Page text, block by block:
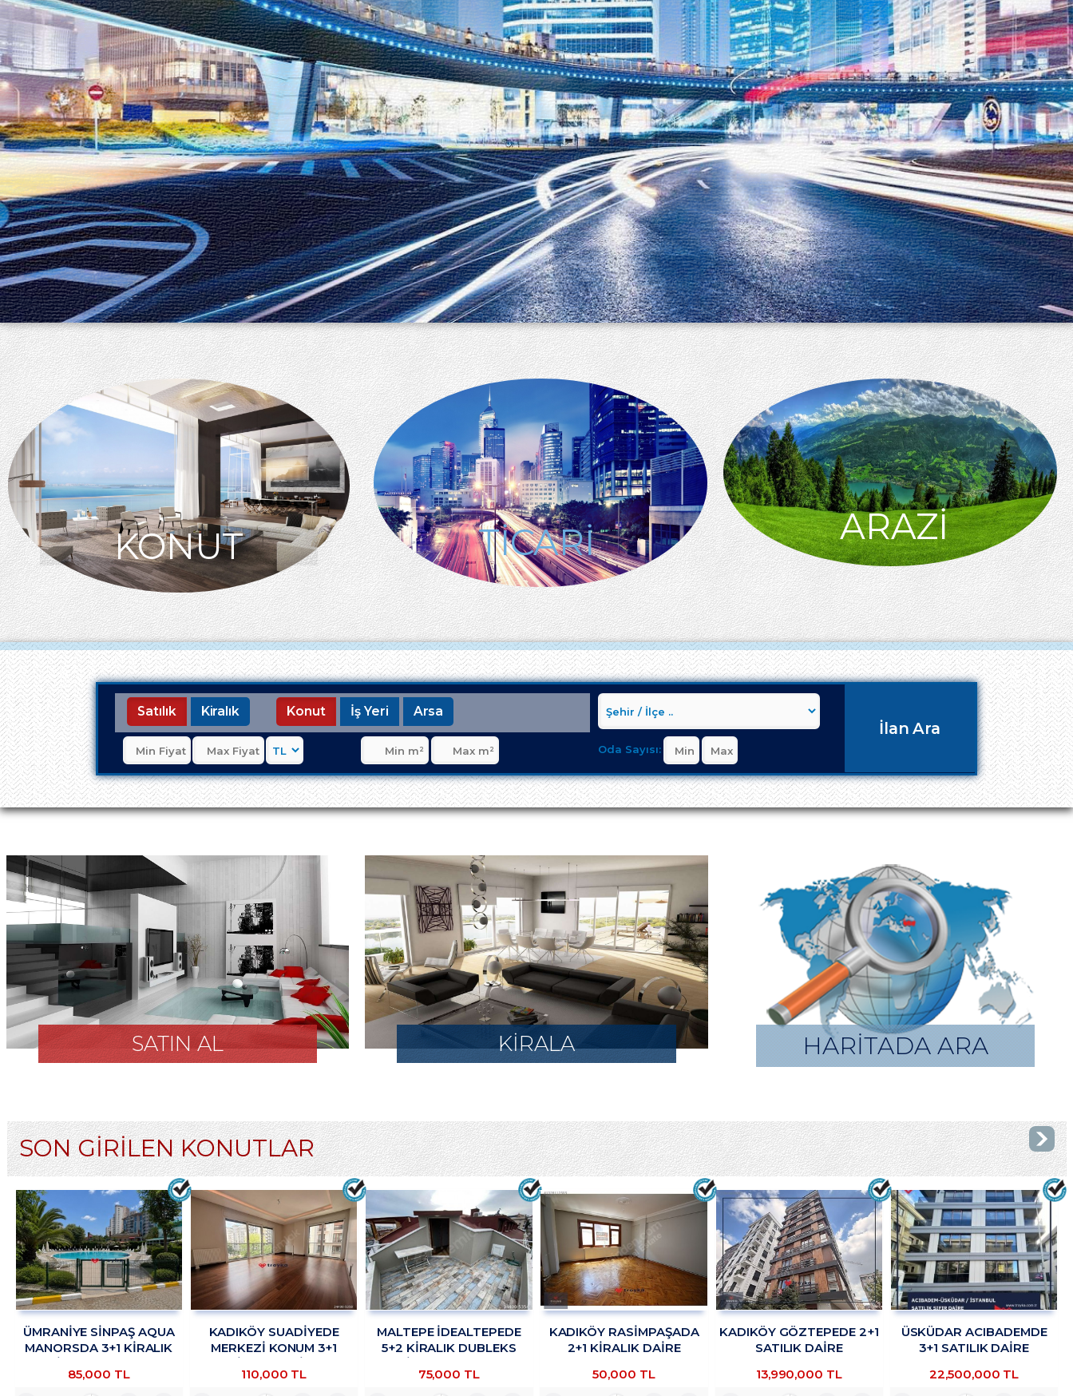
KONUT TİCARİ ARAZİ
Satılık Kiralık Konut İş Yeri Arsa
Oda Sayısı:
İlan Ara
SATIN AL KİRALA HARİTADA ARA
SON GİRİLEN KONUTLAR
ÜMRANİYE SİNPAŞ AQUA
MANORSDA 3+1 KİRALIK
85,000 TL
KADIKÖY SUADİYEDE
MERKEZİ KONUM 3+1
TROYKADAN
110,000 TL
MALTEPE İDEALTEPEDE
5+2 KİRALIK DUBLEKS
75,000 TL
KADIKÖY RASİMPAŞADA
2+1 KİRALIK DAİRE
50,000 TL
KADIKÖY GÖZTEPEDE 2+1
SATILIK DAİRE
13,990,000 TL
ÜSKÜDAR ACIBADEMDE
3+1 SATILIK DAİRE
22,500,000 TL